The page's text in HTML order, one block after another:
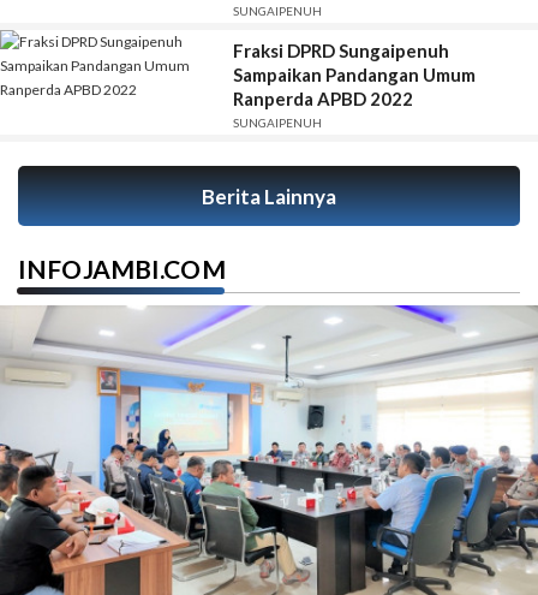
SUNGAIPENUH
Fraksi DPRD Sungaipenuh
Sampaikan Pandangan Umum
Ranperda APBD 2022
SUNGAIPENUH
Berita Lainnya
INFOJAMBI.COM